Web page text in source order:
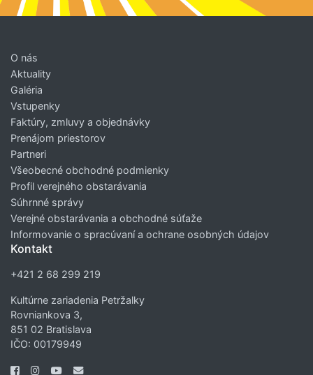
O nás
Aktuality
Galéria
Vstupenky
Faktúry, zmluvy a objednávky
Prenájom priestorov
Partneri
Všeobecné obchodné podmienky
Profil verejného obstarávania
Súhrnné správy
Verejné obstarávania a obchodné súťaže
Informovanie o spracúvaní a ochrane osobných údajov
Kontakt
+421 2 68 299 219
Kultúrne zariadenia Petržalky
Rovniankova 3,
851 02 Bratislava
IČO: 00179949